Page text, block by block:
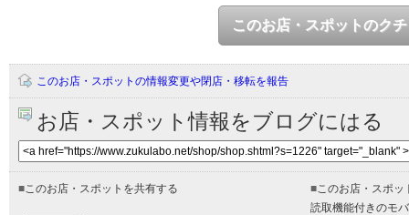
このお店・スポットのク
このお店・スポットの情報変更や閉店・移転を報告
お店・スポット情報をブログにはる
■このお店・スポットを共有する ■このお店・スポッ
読取機能付きのモ